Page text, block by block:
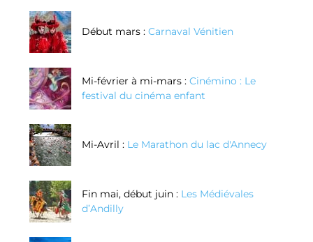
Début mars : Carnaval Vénitien
Mi-février à mi-mars : Cinémino : Le
festival du cinéma enfant
Mi-Avril : Le Marathon du lac d'Annecy
Fin mai, début juin : Les Médiévales
d’Andilly